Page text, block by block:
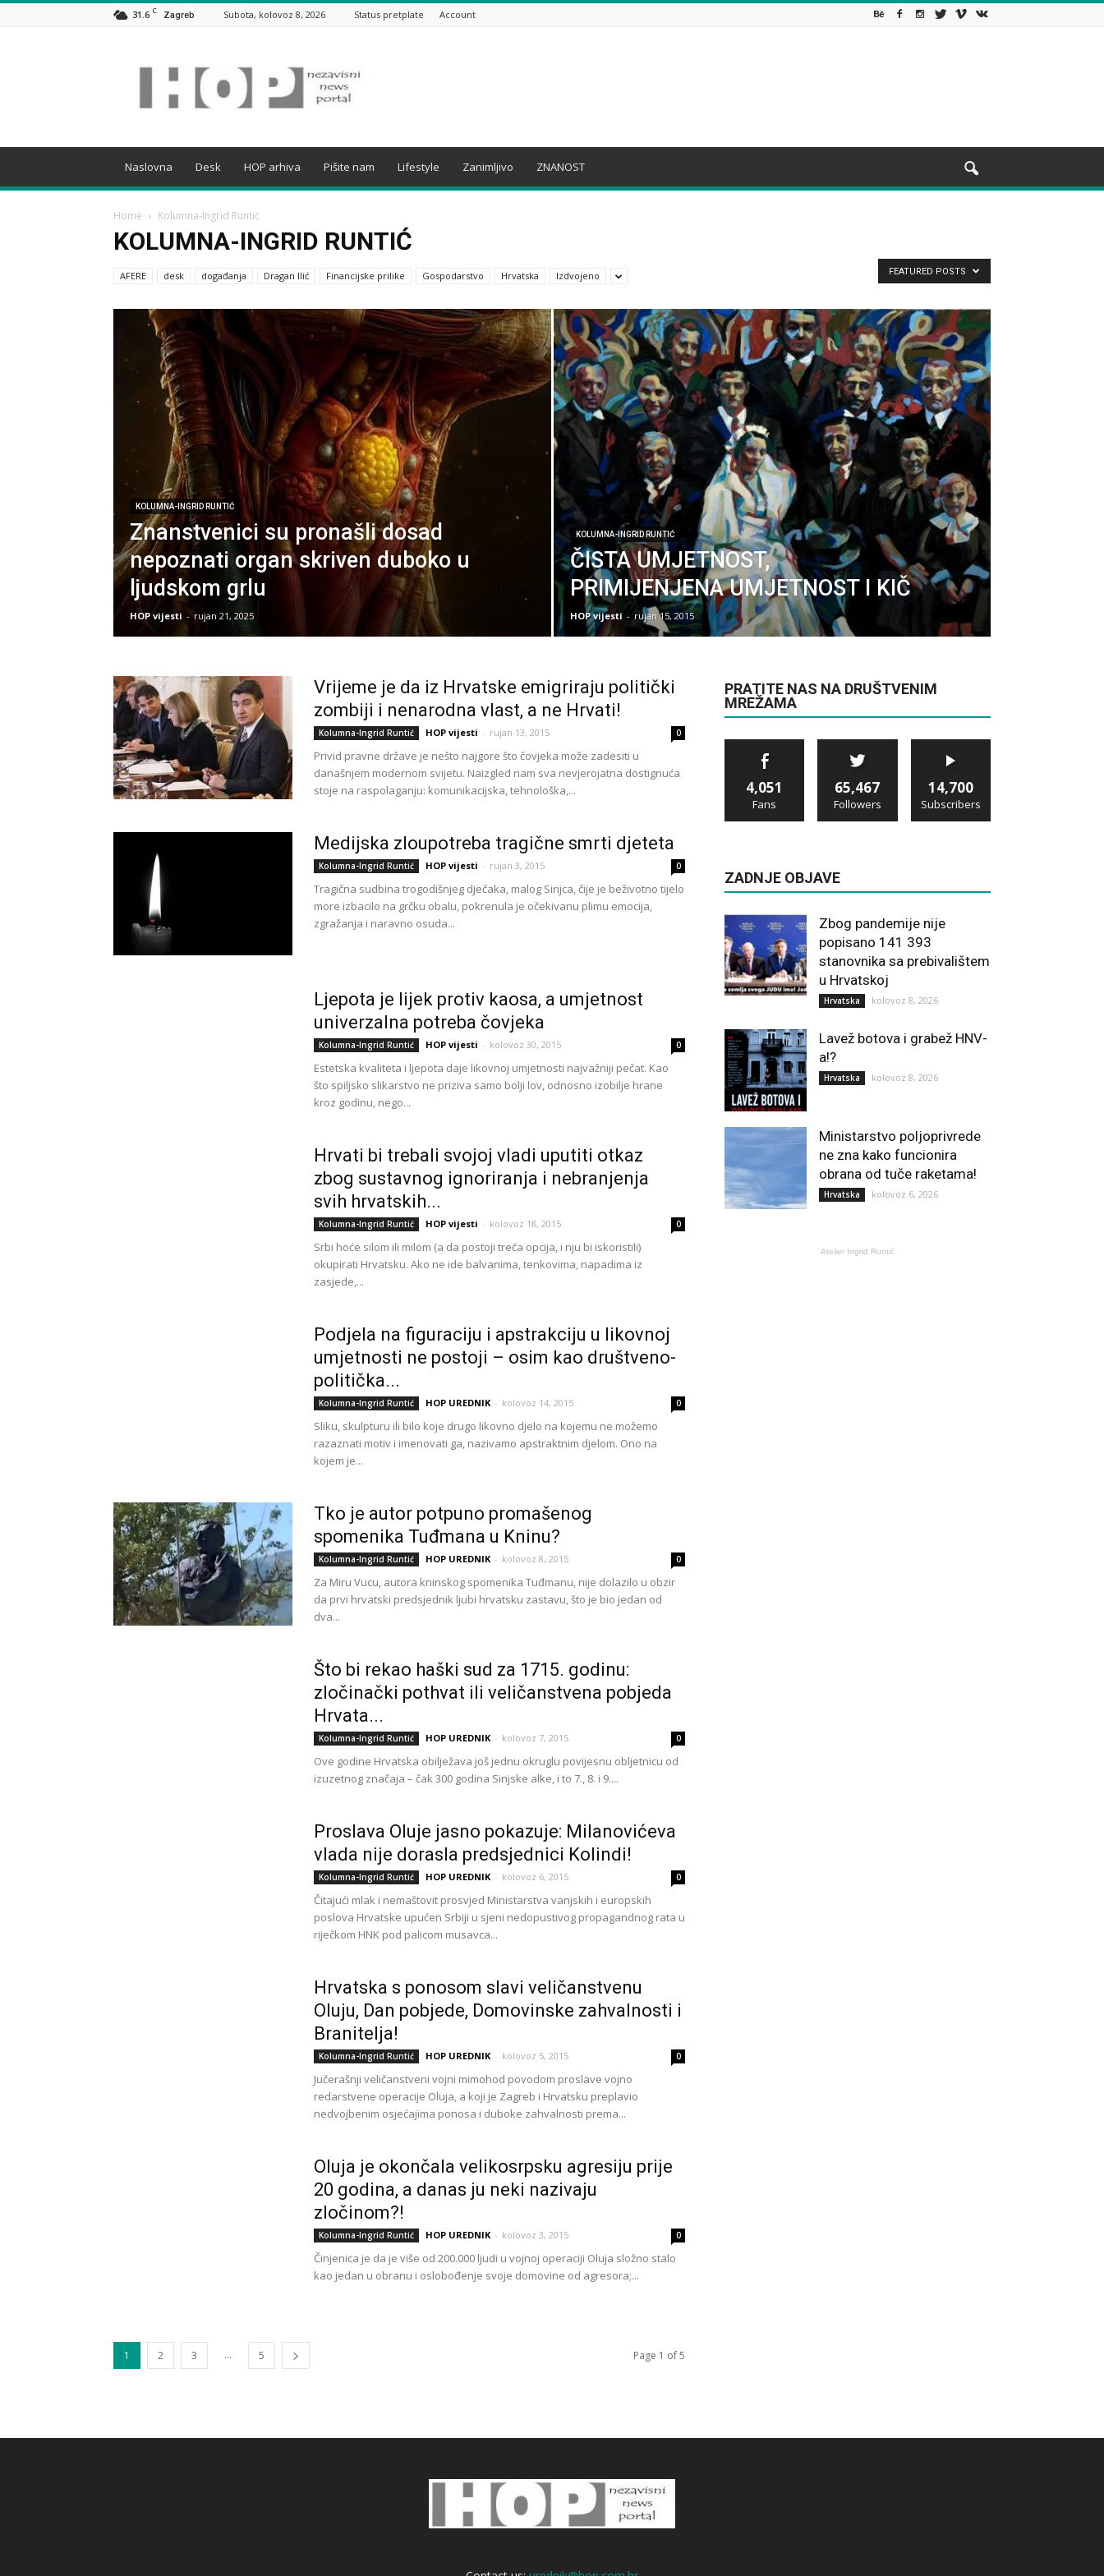
31.6 C Zagreb Subota, kolovoz 8, 2026 Status pretplate Account
Naslovna Desk HOP arhiva Pišite nam Lifestyle Zanimljivo ZNANOST
Home Kolumna-Ingrid Runtić
KOLUMNA-INGRID RUNTIĆ
AFERE desk događanja Dragan Ilić Financijske prilike Gospodarstvo Hrvatska Izdvojeno FEATURED POSTS
KOLUMNA-INGRID RUNTIĆ
Znanstvenici su pronašli dosad
nepoznati organ skriven duboko u
ljudskom grlu
HOP vijesti - rujan 21, 2025
KOLUMNA-INGRID RUNTIĆ
ČISTA UMJETNOST,
PRIMIJENJENA UMJETNOST I KIČ
HOP vijesti - rujan 15, 2015
Vrijeme je da iz Hrvatske emigriraju politički
zombiji i nenarodna vlast, a ne Hrvati!
Kolumna-Ingrid Runtić HOP vijesti - rujan 13, 2015 0
Privid pravne države je nešto najgore što čovjeka može zadesiti u
današnjem modernom svijetu. Naizgled nam sva nevjerojatna dostignuća
stoje na raspolaganju: komunikacijska, tehnološka,...
Medijska zloupotreba tragične smrti djeteta
Kolumna-Ingrid Runtić HOP vijesti - rujan 3, 2015 0
Tragična sudbina trogodišnjeg dječaka, malog Sirijca, čije je beživotno tijelo
more izbacilo na grčku obalu, pokrenula je očekivanu plimu emocija,
zgražanja i naravno osuda...
Ljepota je lijek protiv kaosa, a umjetnost
univerzalna potreba čovjeka
Kolumna-Ingrid Runtić HOP vijesti - kolovoz 30, 2015 0
Estetska kvaliteta i ljepota daje likovnoj umjetnosti najvažniji pečat. Kao
što spiljsko slikarstvo ne priziva samo bolji lov, odnosno izobilje hrane
kroz godinu, nego...
Hrvati bi trebali svojoj vladi uputiti otkaz
zbog sustavnog ignoriranja i nebranjenja
svih hrvatskih...
Kolumna-Ingrid Runtić HOP vijesti - kolovoz 18, 2015 0
Srbi hoće silom ili milom (a da postoji treća opcija, i nju bi iskoristili)
okupirati Hrvatsku. Ako ne ide balvanima, tenkovima, napadima iz
zasjede,...
Podjela na figuraciju i apstrakciju u likovnoj
umjetnosti ne postoji – osim kao društveno-
politička...
Kolumna-Ingrid Runtić HOP UREDNIK - kolovoz 14, 2015 0
Sliku, skulpturu ili bilo koje drugo likovno djelo na kojemu ne možemo
razaznati motiv i imenovati ga, nazivamo apstraktnim djelom. Ono na
kojem je...
Tko je autor potpuno promašenog
spomenika Tuđmana u Kninu?
Kolumna-Ingrid Runtić HOP UREDNIK - kolovoz 8, 2015 0
Za Miru Vucu, autora kninskog spomenika Tuđmanu, nije dolazilo u obzir
da prvi hrvatski predsjednik ljubi hrvatsku zastavu, što je bio jedan od
dva...
Što bi rekao haški sud za 1715. godinu:
zločinački pothvat ili veličanstvena pobjeda
Hrvata...
Kolumna-Ingrid Runtić HOP UREDNIK - kolovoz 7, 2015 0
Ove godine Hrvatska obilježava još jednu okruglu povijesnu obljetnicu od
izuzetnog značaja – čak 300 godina Sinjske alke, i to 7., 8. i 9....
Proslava Oluje jasno pokazuje: Milanovićeva
vlada nije dorasla predsjednici Kolindi!
Kolumna-Ingrid Runtić HOP UREDNIK - kolovoz 6, 2015 0
Čitajući mlak i nemaštovit prosvjed Ministarstva vanjskih i europskih
poslova Hrvatske upućen Srbiji u sjeni nedopustivog propagandnog rata u
riječkom HNK pod palicom musavca...
Hrvatska s ponosom slavi veličanstvenu
Oluju, Dan pobjede, Domovinske zahvalnosti i
Branitelja!
Kolumna-Ingrid Runtić HOP UREDNIK - kolovoz 5, 2015 0
Jučerašnji veličanstveni vojni mimohod povodom proslave vojno
redarstvene operacije Oluja, a koji je Zagreb i Hrvatsku preplavio
nedvojbenim osjećajima ponosa i duboke zahvalnosti prema...
Oluja je okončala velikosrpsku agresiju prije
20 godina, a danas ju neki nazivaju
zločinom?!
Kolumna-Ingrid Runtić HOP UREDNIK - kolovoz 3, 2015 0
Činjenica je da je više od 200.000 ljudi u vojnoj operaciji Oluja složno stalo
kao jedan u obranu i oslobođenje svoje domovine od agresora;...
1 2 3 ... 5 Page 1 of 5
PRATITE NAS NA DRUŠTVENIM
MREŽAMA
4,051
Fans
65,467
Followers
14,700
Subscribers
ZADNJE OBJAVE
Zbog pandemije nije
popisano 141 393
stanovnika sa prebivalištem
u Hrvatskoj
Hrvatska kolovoz 8, 2026
Lavež botova i grabež HNV-
a!?
Hrvatska kolovoz 8, 2026
Ministarstvo poljoprivrede
ne zna kako funcionira
obrana od tuče raketama!
Hrvatska kolovoz 6, 2026
Atelier Ingrid Runtić